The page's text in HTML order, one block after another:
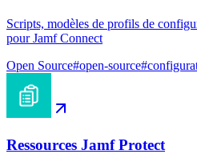
Scripts, modèles de profils de
pour Jamf Connect
Open Source#open-source#
Ressources Jamf Protect